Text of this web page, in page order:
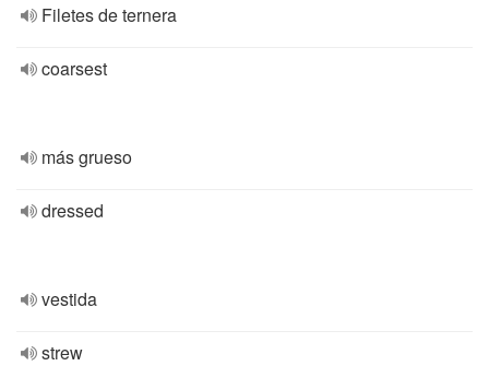
Filetes de ternera
coarsest
más grueso
dressed
vestida
strew